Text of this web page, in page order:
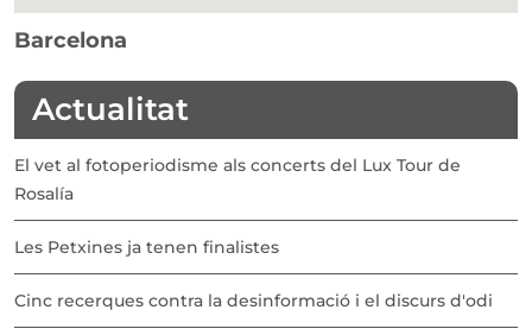
Barcelona
Actualitat
El vet al fotoperiodisme als concerts del Lux Tour de
Rosalía
Les Petxines ja tenen finalistes
Cinc recerques contra la desinformació i el discurs d'odi